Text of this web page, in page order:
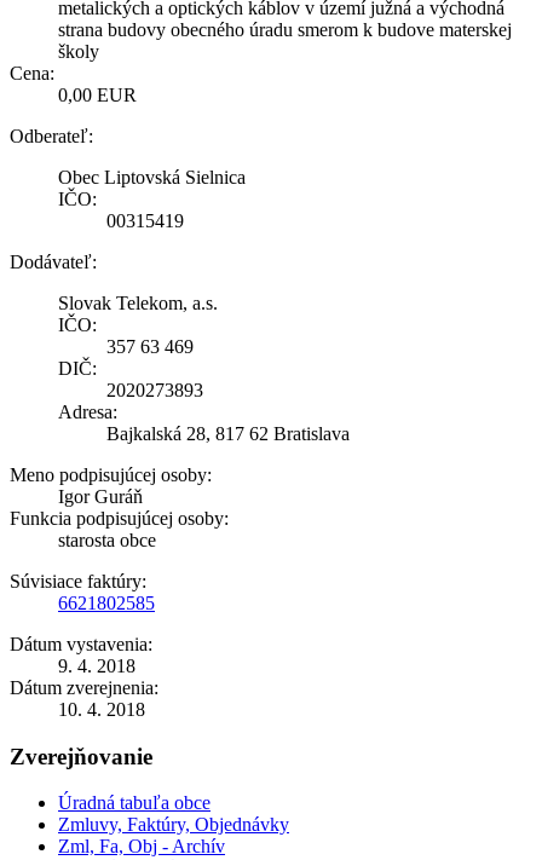
metalických a optických káblov v území južná a východná
strana budovy obecného úradu smerom k budove materskej
školy
Cena:
0,00 EUR
Odberateľ:
Obec Liptovská Sielnica
IČO:
00315419
Dodávateľ:
Slovak Telekom, a.s.
IČO:
357 63 469
DIČ:
2020273893
Adresa:
Bajkalská 28, 817 62 Bratislava
Meno podpisujúcej osoby:
Igor Guráň
Funkcia podpisujúcej osoby:
starosta obce
Súvisiace faktúry:
6621802585
Dátum vystavenia:
9. 4. 2018
Dátum zverejnenia:
10. 4. 2018
Zverejňovanie
Úradná tabuľa obce
Zmluvy, Faktúry, Objednávky
Zml, Fa, Obj - Archív